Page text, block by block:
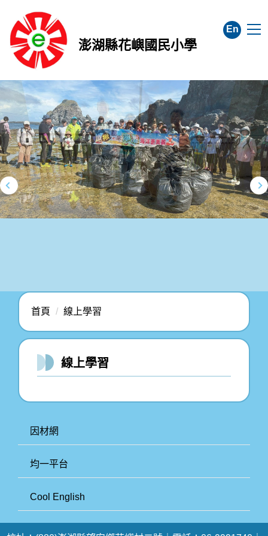
到
主
要
容
澎湖縣花嶼國民小學
En
首頁 線上學習
線上學習
因材網
均一平台
Cool English